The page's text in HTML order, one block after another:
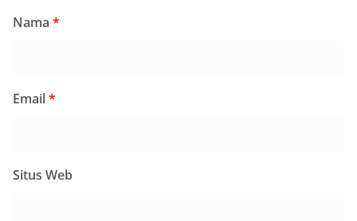
Nama *
Email*
Situs Web